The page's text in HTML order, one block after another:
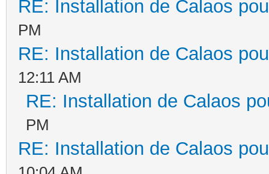
RE: Installation de Calaos
PM
RE: Installation de Calaos
12:11 AM
RE: Installation de Calaos
PM
RE: Installation de Calaos